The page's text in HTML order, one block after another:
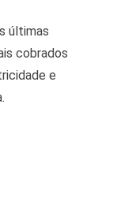
últimas
cobrados
e